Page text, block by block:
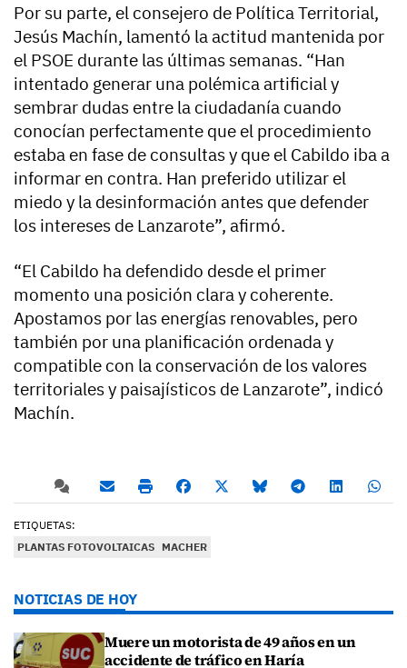
Por su parte, el consejero de Política Territorial,
Jesús Machín, lamentó la actitud mantenida por
el PSOE durante las últimas semanas. “Han
intentado generar una polémica artificial y
sembrar dudas entre la ciudadanía cuando
conocían perfectamente que el procedimiento
estaba en fase de consultas y que el Cabildo iba a
informar en contra. Han preferido utilizar el
miedo y la desinformación antes que defender
los intereses de Lanzarote”, afirmó.
“El Cabildo ha defendido desde el primer
momento una posición clara y coherente.
Apostamos por las energías renovables, pero
también por una planificación ordenada y
compatible con la conservación de los valores
territoriales y paisajísticos de Lanzarote”, indicó
Machín.
ETIQUETAS:
PLANTAS FOTOVOLTAICAS MACHER
NOTICIAS DE HOY
Muere un motorista de 49 años en un
accidente de tráfico en Haría